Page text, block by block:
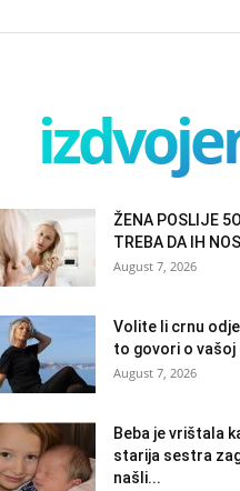
ŽENA POSLIJE
TREBA DA IH
August 7, 2026
Volite li crnu
to govori o
August 7, 2026
Beba je vrištala
starija sestra
našli...